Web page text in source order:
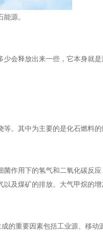
源。
会释放出来一些，它本身就
。其中为主要的是化石燃料
作用下的氢气和二氧化碳反应
及煤矿的排放。大气甲烷的
重要因素包括工业源、移动